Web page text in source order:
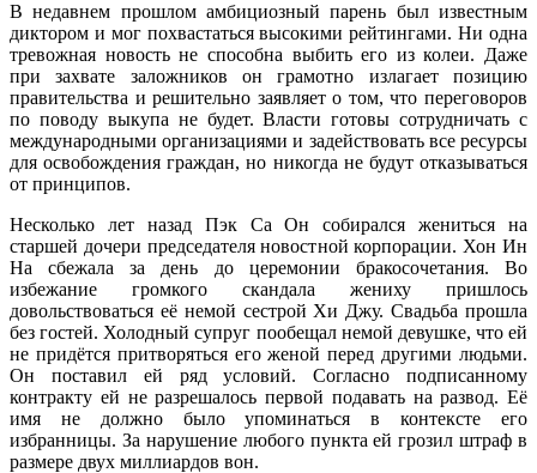
В недавнем прошлом амбициозный парень был известным
диктором и мог похвастаться высокими рейтингами. Ни одна
тревожная новость не способна выбить его из колеи. Даже
при захвате заложников он грамотно излагает позицию
правительства и решительно заявляет о том, что переговоров
по поводу выкупа не будет. Власти готовы сотрудничать с
международными организациями и задействовать все ресурсы
для освобождения граждан, но никогда не будут отказываться
от принципов.
Несколько лет назад Пэк Са Он собирался жениться на
старшей дочери председателя новостной корпорации. Хон Ин
На сбежала за день до церемонии бракосочетания. Во
избежание громкого скандала жениху пришлось
довольствоваться её немой сестрой Хи Джу. Свадьба прошла
без гостей. Холодный супруг пообещал немой девушке, что ей
не придётся притворяться его женой перед другими людьми.
Он поставил ей ряд условий. Согласно подписанному
контракту ей не разрешалось первой подавать на развод. Её
имя не должно было упоминаться в контексте его
избранницы. За нарушение любого пункта ей грозил штраф в
размере двух миллиардов вон.